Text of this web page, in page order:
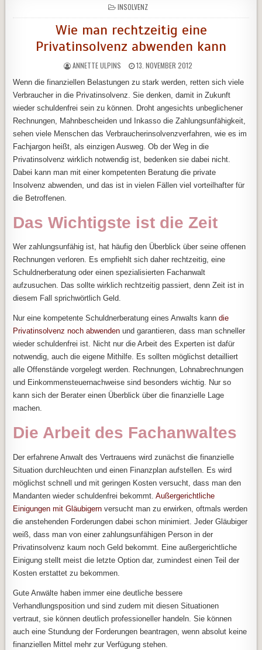
POSTED
IN
INSOLVENZ
Wie man rechtzeitig eine
Privatinsolvenz abwenden kann
ANNETTE ULPINS 13. NOVEMBER 2012
Wenn die finanziellen Belastungen zu stark werden, retten sich viele
Verbraucher in die Privatinsolvenz. Sie denken, damit in Zukunft
wieder schuldenfrei sein zu können. Droht angesichts unbeglichener
Rechnungen, Mahnbescheiden und Inkasso die Zahlungsunfähigkeit,
sehen viele Menschen das Verbraucherinsolvenzverfahren, wie es im
Fachjargon heißt, als einzigen Ausweg. Ob der Weg in die
Privatinsolvenz wirklich notwendig ist, bedenken sie dabei nicht.
Dabei kann man mit einer kompetenten Beratung die private
Insolvenz abwenden, und das ist in vielen Fällen viel vorteilhafter für
die Betroffenen.
Das Wichtigste ist die Zeit
Wer zahlungsunfähig ist, hat häufig den Überblick über seine offenen
Rechnungen verloren. Es empfiehlt sich daher rechtzeitig, eine
Schuldnerberatung oder einen spezialisierten Fachanwalt
aufzusuchen. Das sollte wirklich rechtzeitig passiert, denn Zeit ist in
diesem Fall sprichwörtlich Geld.
Nur eine kompetente Schuldnerberatung eines Anwalts kanndie
Privatinsolvenz noch abwenden und garantieren, dass man schneller
wieder schuldenfrei ist. Nicht nur die Arbeit des Experten ist dafür
notwendig, auch die eigene Mithilfe. Es sollten möglichst detailliert
alle Offenstände vorgelegt werden. Rechnungen, Lohnabrechnungen
und Einkommensteuernachweise sind besonders wichtig. Nur so
kann sich der Berater einen Überblick über die finanzielle Lage
machen.
Die Arbeit des Fachanwaltes
Der erfahrene Anwalt des Vertrauens wird zunächst die finanzielle
Situation durchleuchten und einen Finanzplan aufstellen. Es wird
möglichst schnell und mit geringen Kosten versucht, dass man den
Mandanten wieder schuldenfrei bekommt.Außergerichtliche
Einigungen mit Gläubigern versucht man zu erwirken, oftmals werden
die anstehenden Forderungen dabei schon minimiert. Jeder Gläubiger
weiß, dass man von einer zahlungsunfähigen Person in der
Privatinsolvenz kaum noch Geld bekommt. Eine außergerichtliche
Einigung stellt meist die letzte Option dar, zumindest einen Teil der
Kosten erstattet zu bekommen.
Gute Anwälte haben immer eine deutliche bessere
Verhandlungsposition und sind zudem mit diesen Situationen
vertraut, sie können deutlich professioneller handeln. Sie können
auch eine Stundung der Forderungen beantragen, wenn absolut keine
finanziellen Mittel mehr zur Verfügung stehen.